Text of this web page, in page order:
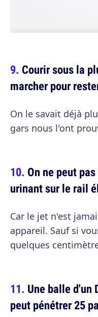
Courir sous la
marcher pour
On le savait déjà
gars nous l'ont
On ne peut
urinant sur le rail
Car le jet n'est
appareil. Sauf si
quelques
Une balle d'un
peut pénétrer 25